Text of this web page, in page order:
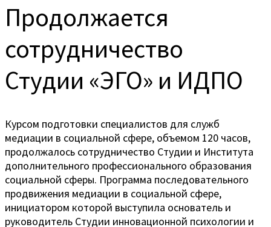
Продолжается
сотрудничество
Студии «ЭГО» и ИДПО
Курсом подготовки специалистов для служб
медиации в социальной сфере, объемом 120 часов,
продолжалось сотрудничество Студии и Института
дополнительного профессионального образования
социальной сферы. Программа последовательного
продвижения медиации в социальной сфере,
инициатором которой выступила основатель и
руководитель Студии инновационной психологии и